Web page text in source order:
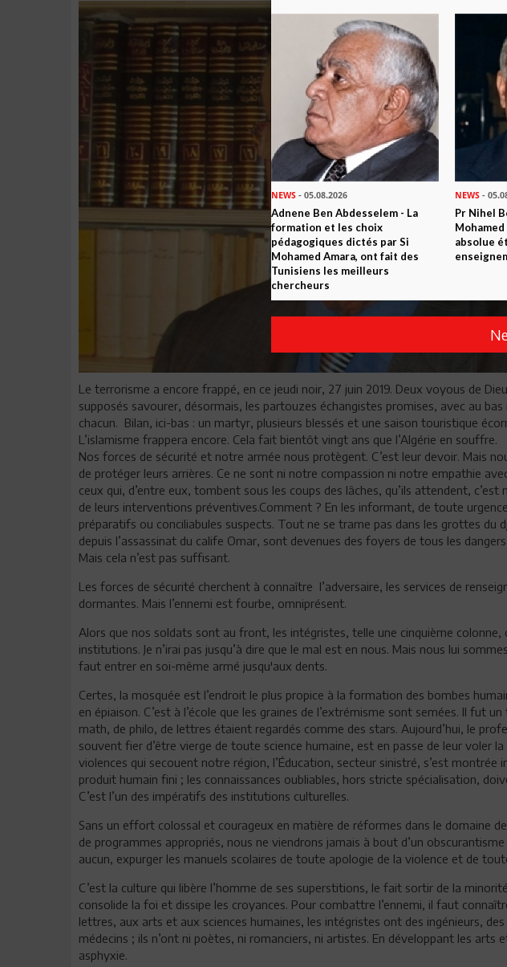
Le terrorisme a encore frappé, en ce jeudi noir, 27 juin 2019. Deux voyous de
supposés savourer, désormais, les partouzes échangistes promises, avec au
chacun. Bilan, ici-bas : un martyr, plusieurs blessés et une saison touristique
L’islamisme frappera encore. Cela fait bientôt vingt ans que l’Algérie en souffre.
Nos forces de sécurité et notre armée nous protègent. C’est leur devoir. Mais
de protéger leurs arrières. Ce ne sont ni notre compassion ni notre empathie
ceux qui, d’entre eux, tombent sous les coups des lâches, qu’ils attendent,
de leurs interventions préventives.Comment ? En les informant, de toute
préparatifs ou conciliabules suspects. Tout ne se trame pas dans les grottes du
depuis l’assassinat du calife Omar, sont devenues des foyers de tous les
Mais cela n’est pas suffisant.
Les forces de sécurité cherchent à connaître l’adversaire, les services de
dormantes. Mais l’ennemi est fourbe, omniprésent.
Alors que nos soldats sont au front, les intégristes, telle une cinquième colonne,
institutions. Je n’irai pas jusqu’à dire que le mal est en nous. Mais nous lui
faut entrer en soi-même armé jusqu'aux dents.
Certes, la mosquée est l’endroit le plus propice à la formation des bombes
en épiaison. C’est à l’école que les graines de l’extrémisme sont semées. Il fut
math, de philo, de lettres étaient regardés comme des stars. Aujourd’hui, le
souvent fier d’être vierge de toute science humaine, est en passe de leur voler
violences qui secouent notre région, l’Éducation, secteur sinistré, s’est montrée
produit humain fini ; les connaissances oubliables, hors stricte spécialisation,
C’est l’un des impératifs des institutions culturelles.
Sans un effort colossal et courageux en matière de réformes dans le domaine
de programmes appropriés, nous ne viendrons jamais à bout d’un
aucun, expurger les manuels scolaires de toute apologie de la violence et de
C’est la culture qui libère l’homme de ses superstitions, le fait sortir de la
consolide la foi et dissipe les croyances. Pour combattre l’ennemi, il faut
lettres, aux arts et aux sciences humaines, les intégristes ont des ingénieurs,
médecins ; ils n’ont ni poètes, ni romanciers, ni artistes. En développant les arts
asphyxie.
NEWS - 05.08.2026
Adnene Ben Abdesselem - La
formation et les choix
pédagogiques dictés par Si
Mohamed Amara, ont fait des
Tunisiens les meilleurs
chercheurs
NEWS -
Pr Nihel
absolue